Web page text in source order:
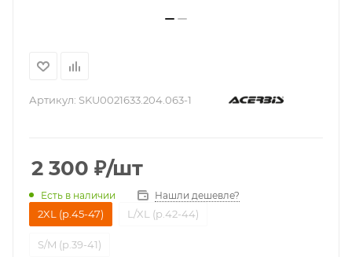
Артикул: SKU0021633.204.063-1
2 300 ₽/шт
Есть в наличии Нашли дешевле?
2XL (р.45-47) L/XL (р.42-44)
S/M (р.39-41)